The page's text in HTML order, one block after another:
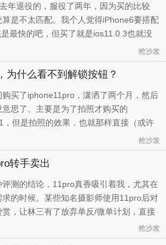
年退役的，服役了两年，因为买的比较
算是不太匹配。我个人觉得iPhone6要搭配
最快的吧，但买了就是ios11.0.3也就没
无聊而进行了越狱，现在要恢复系统，
清除越狱，否则会出现很多的问题，所以
刷的探索。 林三这里使用的是 Electra
抢沙发
为什么看不到解锁按钮？
购买了iphone11pro，潇洒了两个月，然后
意思了。主要是为了拍照才购买的
，但是拍照的效果，也就那样直接（或许
操作问题），想着放在自己手里用的不
费，就打算卖掉，最后在闲鱼给处理了。
左右，电量从100%被我用到
抢沙发
转手卖出
评测的结论，11pro真香吸引着我，尤其在
求的时候。某些知名摄影师使用11pro后对
赏，让林三有了放弃单反/微单计划，直接
能手机的念头，最终有了5080购机。 然而
如此，实际使用中发现，手机还是无法取
抢沙发